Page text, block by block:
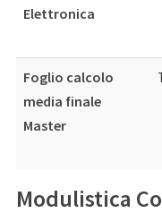
Elettronica
Foglio calcolo
media finale
Master
Modulistica